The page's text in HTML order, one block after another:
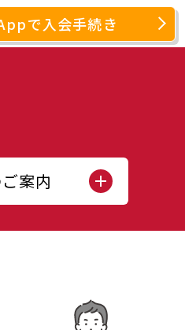
で入会手続き
案内